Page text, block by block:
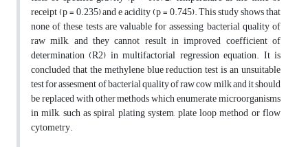
receipt (p = 0.235) and e acidity (p = 0.745). This study shows that
none of these tests are valuable for assessing bacterial quality of
raw milk, and they cannot result in improved coefficient of
determination (R2) in multifactorial regression equation. It is
concluded that the methylene blue reduction test is an unsuitable
test for assesment of bacterial quality of raw cow milk and it should
be replaced with other methods which enumerate microorganisms
in milk, such as spiral plating system, plate loop method or flow
cytometry.